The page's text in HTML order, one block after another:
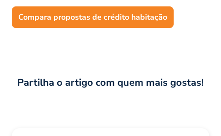
Compara propostas de crédito habitação
Partilha o artigo com quem mais gostas!